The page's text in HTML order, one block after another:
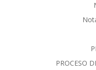
PROCESO